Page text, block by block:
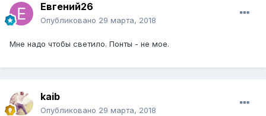
Евгений26
Опубликовано 29 марта, 2018
Мне надо чтобы светило. Понты - не мое.
kaib
Опубликовано 29 марта, 2018